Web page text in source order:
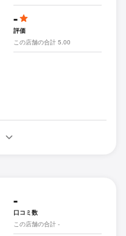
-
評価
この店舗の合計 5.00
-
口コミ数
この店舗の合計 -